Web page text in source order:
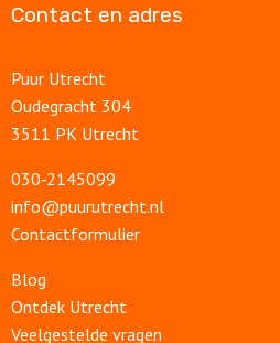
Contact en adres
Puur Utrecht
Oudegracht 304
3511 PK Utrecht
030‑2145099
info@puurutrecht.nl
Contactformulier
Blog
Ontdek Utrecht
Veelgestelde vragen